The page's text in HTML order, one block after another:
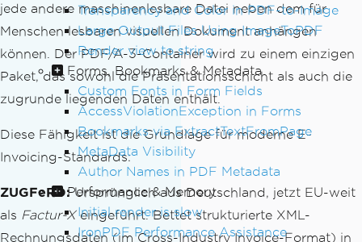
Transparency and Color in PDF-to-Image
Large Output Files Using ImageToPDF
Render view to string
Forms, Bookmarks & Metadata
Custom Fonts in Form Fields
AccessViolationException in Forms
Bookmarks via ExtractTextFromPage
MetaData Visibility
Author Names in PDF Metadata
Performance & Memory
Initial render is slow
IronPDF Performance Assistance
jede andere maschinenlesbare Datei neben dem für
Menschen lesbaren visuellen Dokument anhängen
können. Der PDF/A-3-Container wird zu einem einzigen
Paket, das sowohl die Präsentationsschicht als auch die
zugrunde liegenden Daten enthält.
Diese Fähigkeit ist die Grundlage für moderne E-
Invoicing-Standards:
ZUGFeRD:Ursprünglich aus Deutschland, jetzt EU-weit
als Factur-Xeingeführt. Bettet strukturierte XML-
Rechnungsdaten (im Cross-Industry Invoice-Format) in